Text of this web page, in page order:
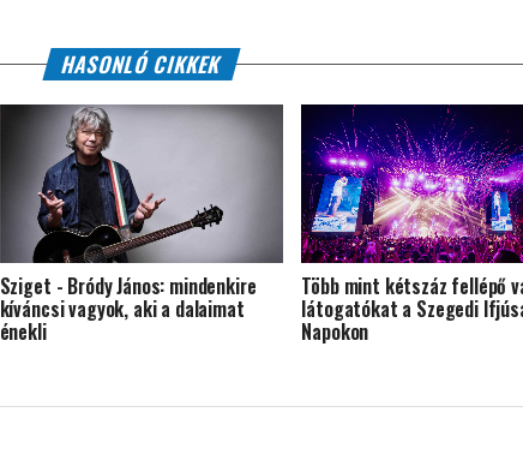
HASONLÓ CIKKEK
Sziget - Bródy János: mindenkire
kíváncsi vagyok, aki a dalaimat
énekli
Több mint kétszáz fellépő
látogatókat a Szegedi
Napokon